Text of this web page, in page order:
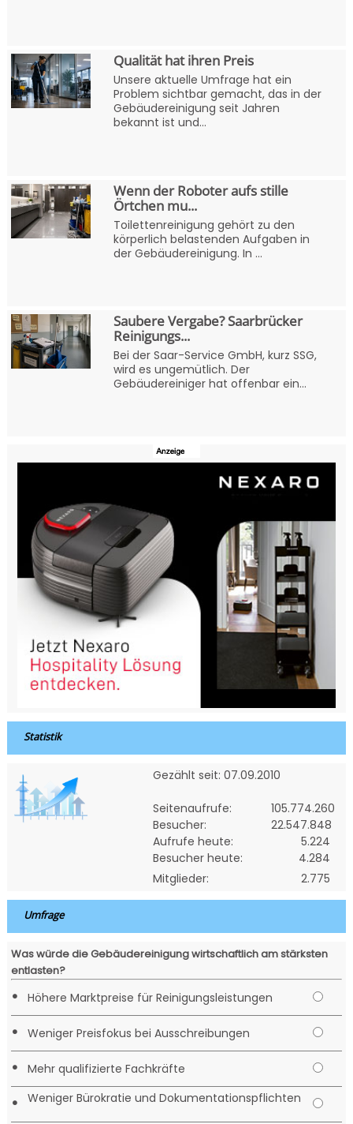
Qualität hat ihren Preis
Unsere aktuelle Umfrage hat ein
Problem sichtbar gemacht, das in der
Gebäudereinigung seit Jahren
bekannt ist und...
Wenn der Roboter aufs stille
Örtchen mu...
Toilettenreinigung gehört zu den
körperlich belastenden Aufgaben in
der Gebäudereinigung. In ...
Saubere Vergabe? Saarbrücker
Reinigungs...
Bei der Saar-Service GmbH, kurz SSG,
wird es ungemütlich. Der
Gebäudereiniger hat offenbar ein...
Statistik
Gezählt seit: 07.09.2010
Seitenaufrufe:
105.774.260
Besucher:
22.547.848
Aufrufe heute:
5.224
Besucher heute:
4.284
Mitglieder:
2.775
Umfrage
Was würde die Gebäudereinigung wirtschaftlich am stärksten
entlasten?
• Höhere Marktpreise für Reinigungsleistungen
• Weniger Preisfokus bei Ausschreibungen
• Mehr qualifizierte Fachkräfte
• Weniger Bürokratie und Dokumentationspflichten